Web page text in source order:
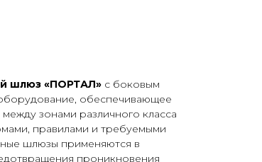
шлюз «ПОРТАЛ» с боковым
обеспечивающее
зонами различного класса
правилами и требуемыми
шлюзы применяются в
проникновения